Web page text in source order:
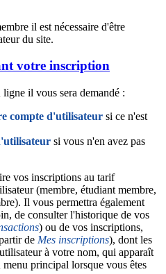
il est nécessaire d'être
du site.
votre inscription
il vous sera demandé :
compte d'utilisateur si ce n'est
si vous n'en avez pas
vos inscriptions au tarif
(membre, étudiant membre,
Il vous permettra également
de consulter l'historique de vos
) ou de vos inscriptions,
de Mes inscriptions), dont les
à votre nom, qui apparaît
principal lorsque vous êtes